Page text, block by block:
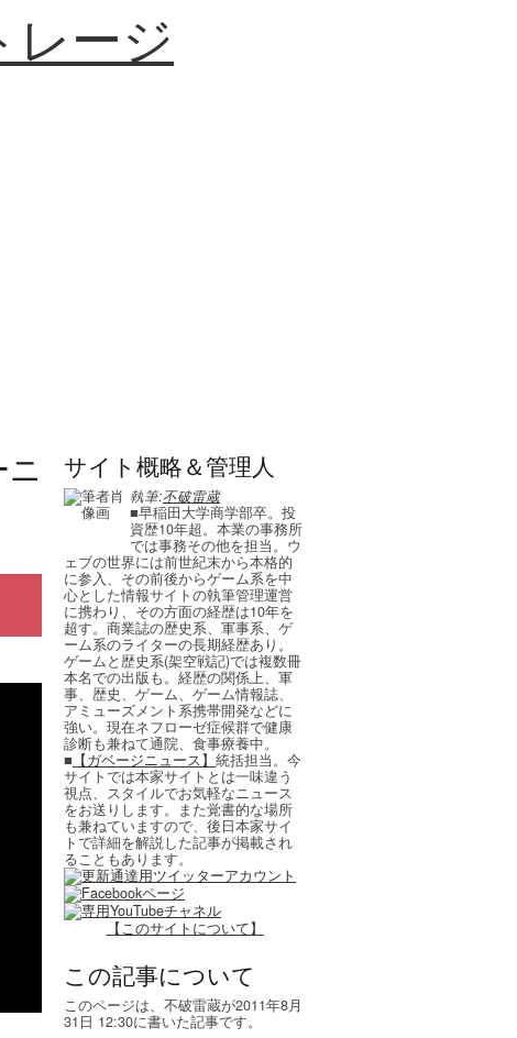
レージ
サイト概略＆管理人
執筆:不破雷蔵
■早稲田大学商学部卒。投
資歴10年超。本業の事務所
では事務その他を担当。ウ
ェブの世界には前世紀末から本格的
に参入、その前後からゲーム系を中
心とした情報サイトの執筆管理運営
に携わり、その方面の経歴は10年を
超す。商業誌の歴史系、軍事系、ゲ
ーム系のライターの長期経歴あり。
ゲームと歴史系(架空戦記)では複数冊
本名での出版も。経歴の関係上、軍
事、歴史、ゲーム、ゲーム情報誌、
アミューズメント系携帯開発などに
強い。現在ネフローゼ症候群で健康
診断も兼ねて通院、食事療養中。
■ 【ガベージニュース】 統括担当。今
サイトでは本家サイトとは一味違う
視点、スタイルでお気軽なニュース
をお送りします。また覚書的な場所
も兼ねていますので、後日本家サイ
トで詳細を解説した記事が掲載され
ることもあります。
【このサイトについて】
この記事について
このページは、不破雷蔵が2011年8月
31日 12:30に書いた記事です。